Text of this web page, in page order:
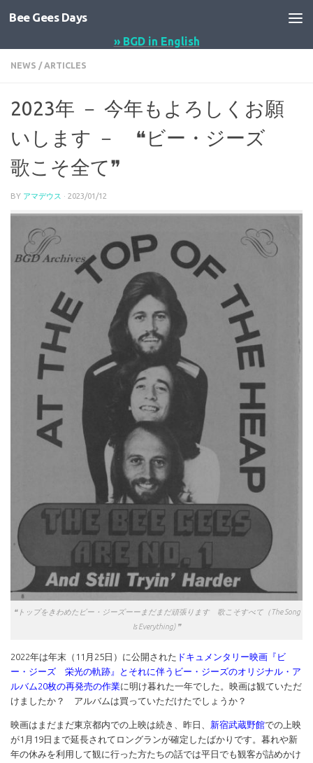
コンテンツへスキップ
Bee Gees Days
» BGD in English
NEWS / ARTICLES
2023年 － 今年もよろしくお願
いします － ❝ビー・ジーズ
歌こそ全て❞
BY アマデウス · 2023/01/12
❝トップをきわめたビー・ジーズーーまだまだ頑張ります 歌こそすべて（The Song
Is Everything) ❞
2022年は年末（11月25日）に公開された ドキュメンタリー映画『ビ
ー・ジーズ 栄光の軌跡』とそれに伴うビー・ジーズのオリジナル・ア
ルバム20枚の再発売の作業に明け暮れた一年でした。映画は観ていただ
けましたか？ アルバムは買っていただけたでしょうか？
映画はまだまだ東京都内での上映は続き、昨日、 新宿武蔵野館での上映
が1月19日まで延長されてロングランが確定したばかりです。暮れや新
年の休みを利用して観に行った方たちの話では平日でも観客が詰めかけ